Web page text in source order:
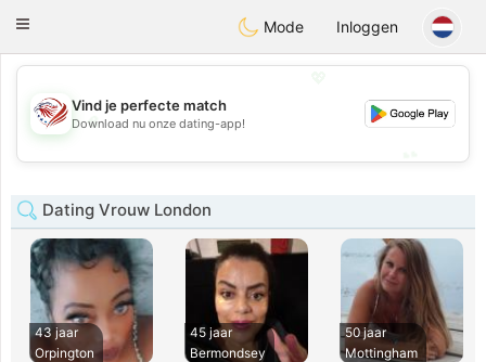
StatesDating
Toggle
Mode Inloggen
💕
Vind je perfecte match
Download nu onze dating-app!
Dating Vrouw London
43 jaar
Orpington
45 jaar
Bermondsey
50 jaar
Mottingham